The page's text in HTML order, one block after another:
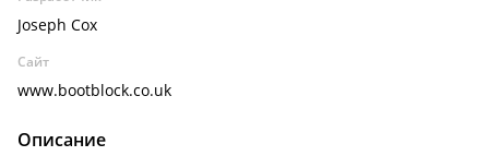
Joseph Cox
Сайт
www.bootblock.co.uk
Описание